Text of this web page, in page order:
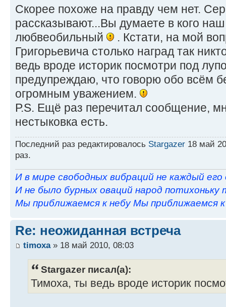
Скорее похоже на правду чем нет.
рассказывают...Вы думаете в кого
любвеобильный
. Кстати, на мой
Григорьевича столько наград так
ведь вроде историк посмотри под
предупреждаю, что говорю обо всём
огромным уважением.
Р.S. Ещё раз перечитал сообщение,
нестыковка есть.
Последний раз редактировалось Stargazer 18 май
раз.
И в мире свободных вибраций не каждый его
И не было бурных оваций народ потихоньку
Мы приближаемся к небу Мы приближаемся к
Re: неожиданная встреча
timoxa» 18 май 2010, 08:03
Stargazer писал(а):
Тимоха, ты ведь вроде историк